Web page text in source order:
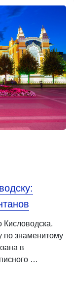
Кисловодска.
по знаменитому
в
…